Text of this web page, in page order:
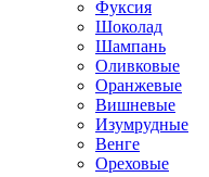
Фуксия
Шоколад
Шампань
Оливковые
Оранжевые
Вишневые
Изумрудные
Венге
Ореховые